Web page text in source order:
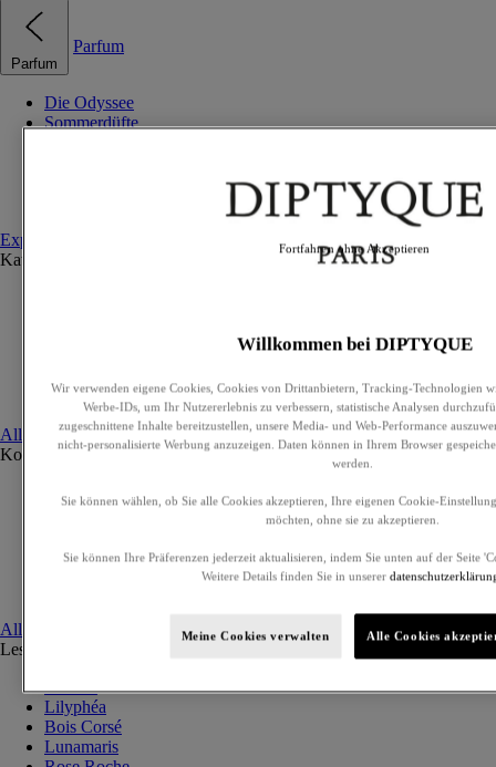
Parfum
Parfum
Die Odyssee
Sommerdüfte
Explore fragrances
Kategorien
Beduftete Körperpflege
Alle anzeigen
KollektionenAlle anzeigen
Ilio
Orphéon
Eau des Sens
Alle anzeigen
Les Essences de Diptyque
Lazulio
Lilyphéa
Bois Corsé
Lunamaris
Willkommen bei DIPTYQUE
Wir verwenden eigene Cookies, Cookies von Drittanbietern, Tracking-Technologien
Werbe-IDs, um Ihr Nutzererlebnis zu verbessern, statistische Analysen
zugeschnittene Inhalte bereitzustellen, unsere Media- und Web-Performance
nicht-personalisierte Werbung anzuzeigen. Daten können in Ihrem Browser
werden.
Sie können wählen, ob Sie alle Cookies akzeptieren, Ihre eigenen Cookie-
möchten, ohne sie zu akzeptieren.
Sie können Ihre Präferenzen jederzeit aktualisieren, indem Sie unten auf der Seite
Weitere Details finden Sie in unserer
Meine Cookies verwalten Alle Cookies
Fortfahren ohne Akzeptieren